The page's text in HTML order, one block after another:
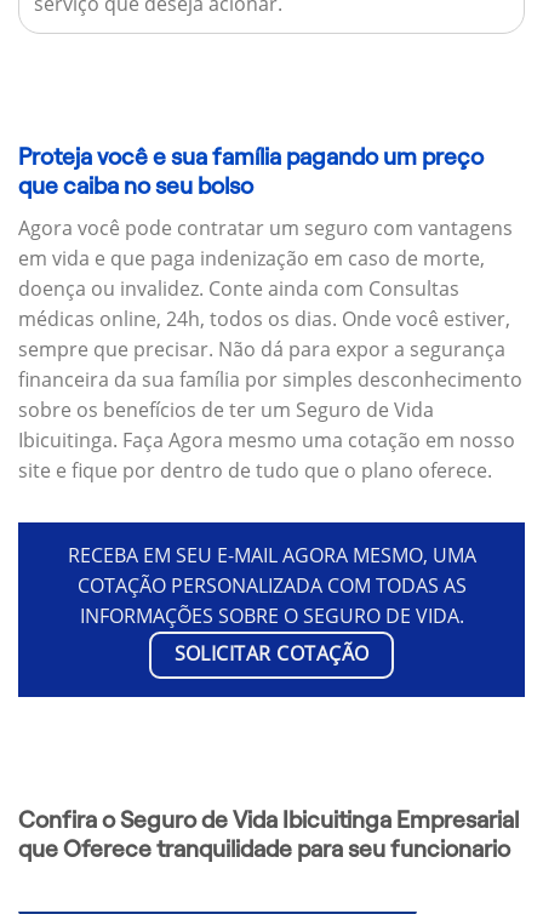
Proteja você e sua família pagando um preço
que caiba no seu bolso
Agora você pode contratar um seguro com vantagens
em vida e que paga indenização em caso de morte,
doença ou invalidez. Conte ainda com Consultas
médicas online, 24h, todos os dias. Onde você estiver,
sempre que precisar. Não dá para expor a segurança
financeira da sua família por simples desconhecimento
sobre os benefícios de ter um Seguro de Vida
Ibicuitinga. Faça Agora mesmo uma cotação em nosso
site e fique por dentro de tudo que o plano oferece.
RECEBA EM SEU E-MAIL AGORA MESMO, UMA
COTAÇÃO PERSONALIZADA COM TODAS AS
INFORMAÇÕES SOBRE O SEGURO DE VIDA.
SOLICITAR COTAÇÃO
Confira o Seguro de Vida Ibicuitinga Empresarial
que Oferece tranquilidade para seu funcionario